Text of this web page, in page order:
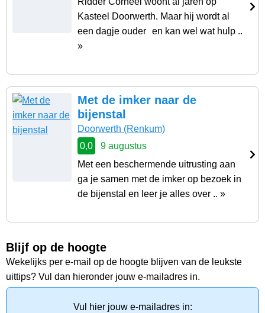
Kasteel Doorwerth. Maar hij wordt al
een dagje ouder en kan wel wat hulp ..
»
Met de imker naar de
bijenstal
Doorwerth (Renkum)
0,0
9 augustus
Met een beschermende uitrusting aan
ga je samen met de imker op bezoek in
de bijenstal en leer je alles over .. »
Blijf op de hoogte
Wekelijks per e-mail op de hoogte blijven van de leukste
uittips? Vul dan hieronder jouw e-mailadres in.
Vul hier jouw e-mailadres in: